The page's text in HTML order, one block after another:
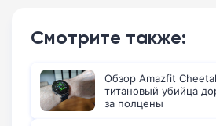
Смотрите также:
Обзор Amazfit
титановый убийца
за полцены